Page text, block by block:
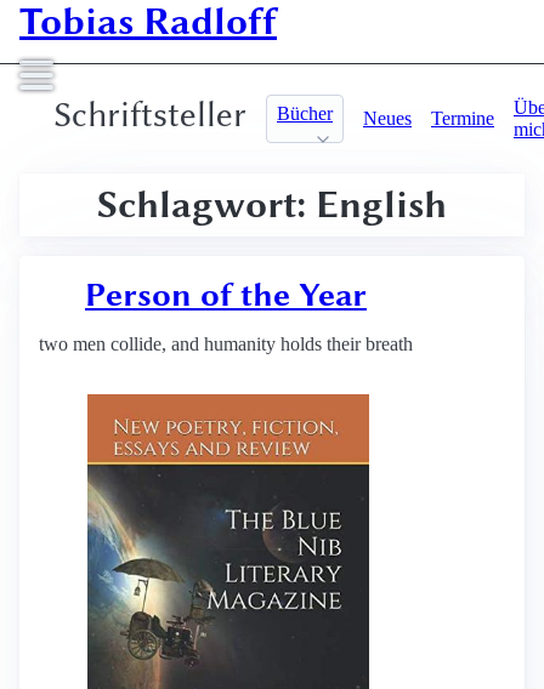
Tobias Radloff
Schriftsteller Bücher Neues Termine
Schlagwort: English
Person of the Year
two men collide, and humanity holds their breath